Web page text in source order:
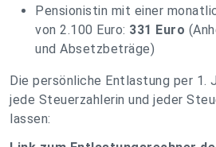
Pensionistin mit einer
von 2.100 Euro: 331 Euro
und Absetzbeträge)
Die persönliche Entlastung per 1.
jede Steuerzahlerin und jeder
lassen: